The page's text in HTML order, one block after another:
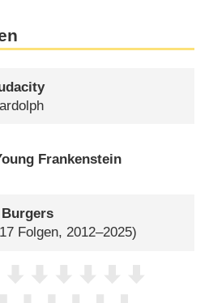
Frankenstein
Burgers
Folgen, 2012–2025)